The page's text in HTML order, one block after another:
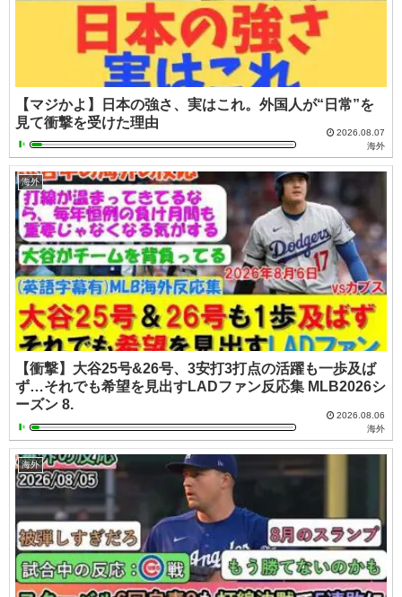
【マジかよ】日本の強さ、実はこれ。外国人が“日常”を
見て衝撃を受けた理由
2026.08.07
海外
海外
【衝撃】大谷25号&26号、3安打3打点の活躍も一歩及ば
ず…それでも希望を見出すLADファン反応集 MLB2026シ
ーズン 8.
2026.08.06
海外
海外